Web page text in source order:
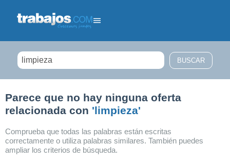
Parece que no hay ninguna oferta
relacionada con 'limpieza'
Comprueba que todas las palabras están escritas
correctamente o utiliza palabras similares. También puedes
ampliar los criterios de búsqueda.